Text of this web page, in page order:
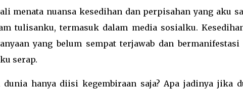
menata nuansa kesedihan dan perpisahan yang aku
tulisanku, termasuk dalam media sosialku.
yang belum sempat terjawab dan
serap.
hanya diisi kegembiraan saja? Apa jadinya jika